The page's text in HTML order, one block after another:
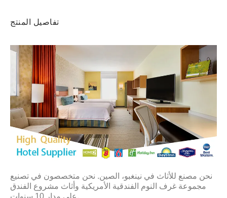
تفاصيل المنتج
نحن مصنع للأثاث في نينغبو، الصين. نحن متخصصون في تصنيع
مجموعة غرف النوم الفندقية الأمريكية وأثاث مشروع الفندق
على مدار 10 سنوات.